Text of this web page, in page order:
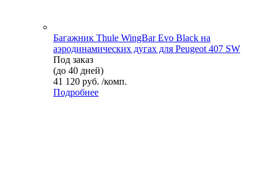
Багажник Thule WingBar Evo Black на
аэродинамических дугах для Peugeot 407 SW
Под заказ
(до 40 дней)
41 120 руб. /комп.
Подробнее